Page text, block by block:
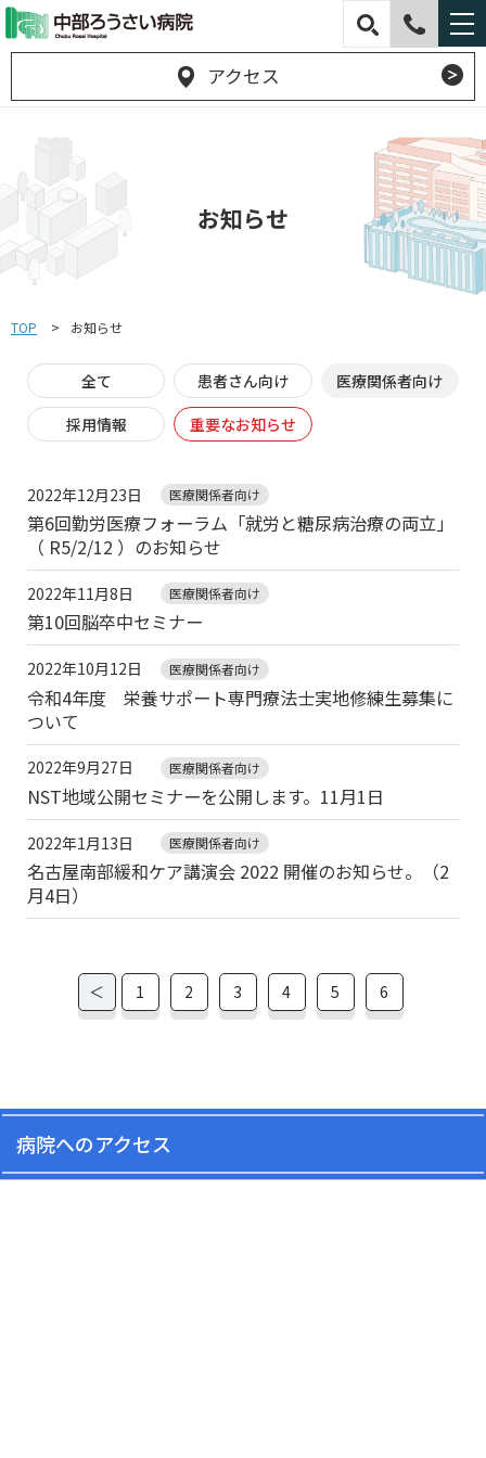
アクセス
お知らせ
TOP お知らせ
全て 患者さん向け
医療関係者向け
採用情報
重要なお知らせ
2022年12月23日 医療関係者向け
第6回勤労医療フォーラム「就労と糖尿病治療の両立」
（ R5/2/12 ）のお知らせ
2022年11月8日 医療関係者向け
第10回脳卒中セミナー
2022年10月12日 医療関係者向け
令和4年度 栄養サポート専門療法士実地修練生募集に
ついて
2022年9月27日 医療関係者向け
NST地域公開セミナーを公開します。11月1日
2022年1月13日 医療関係者向け
名古屋南部緩和ケア講演会 2022 開催のお知らせ。（2
月4日）
＜ 1 2 3 4 5 6
病院へのアクセス